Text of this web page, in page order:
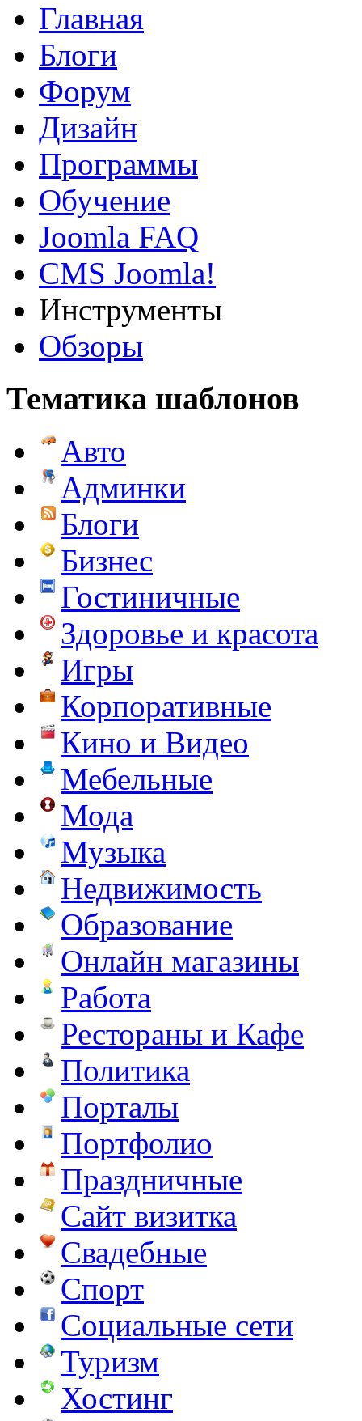
Главная
Блоги
Форум
Дизайн
Программы
Обучение
Joomla FAQ
CMS Joomla!
Инструменты
Обзоры
Тематика шаблонов
Авто
Админки
Блоги
Бизнес
Гостиничные
Здоровье и красота
Игры
Корпоративные
Кино и Видео
Мебельные
Мода
Музыка
Недвижимость
Образование
Онлайн магазины
Работа
Рестораны и Кафе
Политика
Порталы
Портфолио
Праздничные
Сайт визитка
Свадебные
Спорт
Социальные сети
Туризм
Хостинг